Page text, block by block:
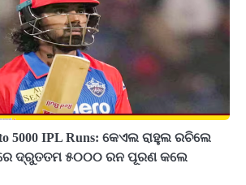
5000 IPL Runs: କେଏଲ ରାହୁଲ ରଚିଲେ
ଦ୍ରୁତତମ ୫୦୦୦ ରନ ପୂରଣ କଲେ